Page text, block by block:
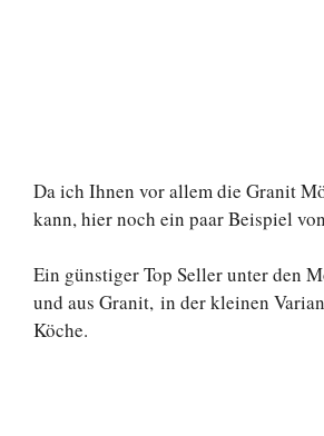
Da ich Ihnen vor allem die Granit
kann, hier noch ein paar Beispiel von
Ein günstiger Top Seller unter den
und aus Granit, in der kleinen
Köche.